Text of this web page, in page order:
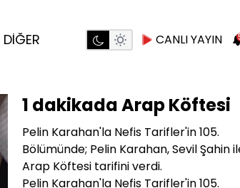
DİĞER CANLI YAYIN
1 dakikada Arap Köftesi
Pelin Karahan'la Nefis Tarifler'in 105.
Bölümünde; Pelin Karahan, Sevil Şahin
Arap Köftesi tarifini verdi.
Pelin Karahan'la Nefis Tarifler'in 105.